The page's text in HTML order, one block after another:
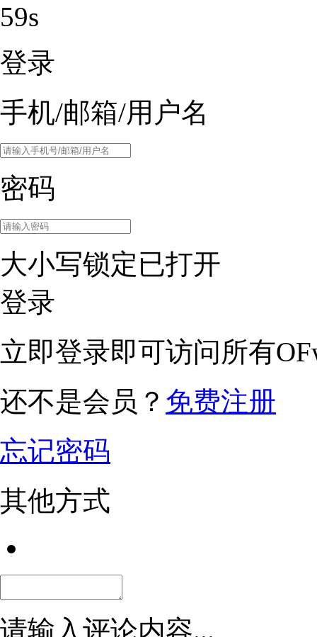
59s
登录
手机/邮箱/用户名
密码
大小写锁定已打开
登录
立即登录即可访问所有
还不是会员？ 免费注册
忘记密码
其他方式
请输入评论内容...